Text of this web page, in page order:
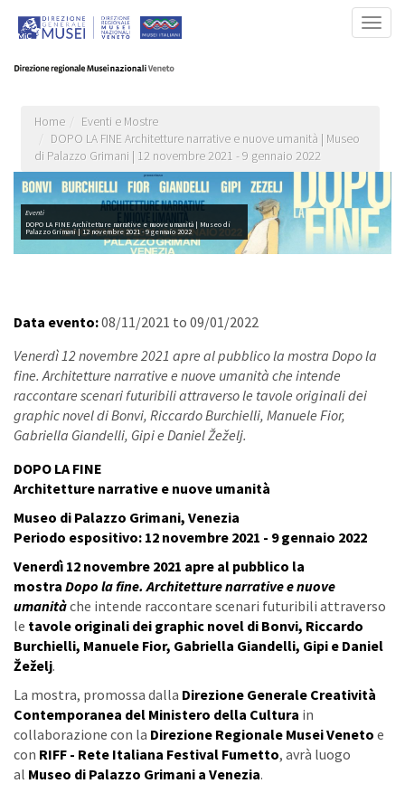
principale
Home
Eventi e Mostre
DOPO LA FINE Architetture narrative e nuove umanità | Museo
di Palazzo Grimani | 12 novembre 2021 - 9 gennaio 2022
Eventi
DOPO LA FINE Architetture narrative e nuove umanità | Museo di
Palazzo Grimani | 12 novembre 2021 - 9 gennaio 2022
Data evento:08/11/2021 to 09/01/2022
Venerdì 12 novembre 2021 apre al pubblico la mostra Dopo la
fine. Architetture narrative e nuove umanità che intende
raccontare scenari futuribili attraverso le tavole originali dei
graphic novel di Bonvi, Riccardo Burchielli, Manuele Fior,
Gabriella Giandelli, Gipi e Daniel Žeželj.
DOPO LA FINE
Architetture narrative e nuove umanità
Museo di Palazzo Grimani, Venezia
Periodo espositivo: 12 novembre 2021 - 9 gennaio 2022
Venerdì 12 novembre 2021 apre al pubblico la
mostra Dopo la fine. Architetture narrative e nuove
umanitàche intende raccontare scenari futuribili attraverso
le tavole originali dei graphic novel di Bonvi, Riccardo
Burchielli, Manuele Fior, Gabriella Giandelli, Gipi e Daniel
Žeželj.
La mostra, promossa dalla Direzione Generale Creatività
Contemporanea del Ministero della Cultura in
collaborazione con la Direzione Regionale Musei Veneto e
con RIFF - Rete Italiana Festival Fumetto, avrà luogo
al Museo di Palazzo Grimani a Venezia.